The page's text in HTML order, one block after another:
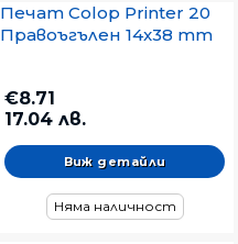
Печат Colop Printer 20
Правоъгълен 14x38 mm
€8.71
17.04 лв.
Виж детайли
Няма наличност